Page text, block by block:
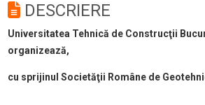
DESCRIERE
Universitatea Tehnică de Construcţii
organizează,
cu sprijinul Societăţii Române de